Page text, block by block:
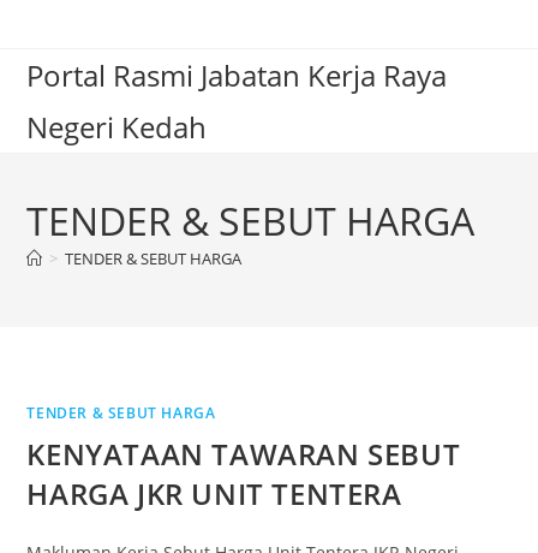
Portal Rasmi Jabatan Kerja Raya
Negeri Kedah
TENDER & SEBUT HARGA
> TENDER & SEBUT HARGA
TENDER & SEBUT HARGA
KENYATAAN TAWARAN SEBUT
HARGA JKR UNIT TENTERA